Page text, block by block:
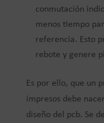
conmutación
menos tiempo
referencia. Esto
rebote y genere
Es por ello, que un
impresos debe
diseño del pcb. Se